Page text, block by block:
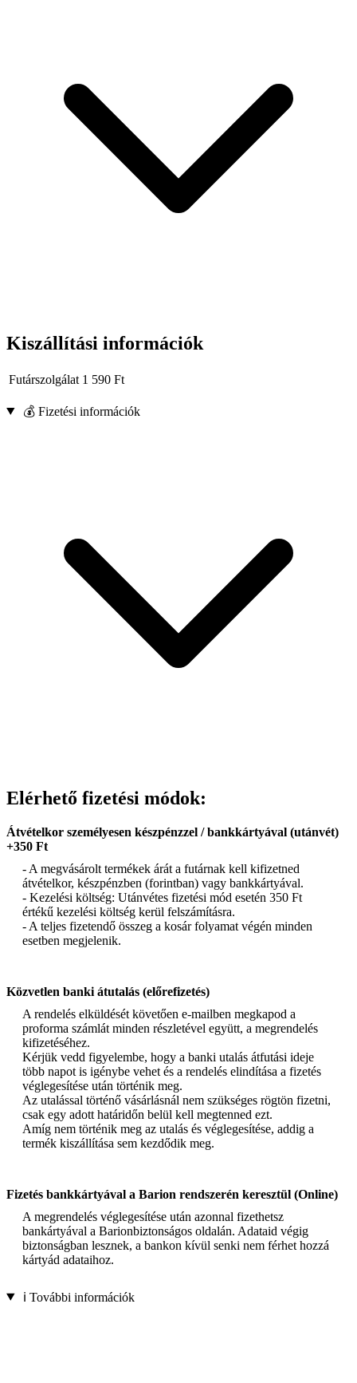
Kiszállítási információk
Futárszolgálat 1 590 Ft
💰 Fizetési információk
Elérhető fizetési módok:
Átvételkor személyesen készpénzzel / bankkártyával (utánvét)
+350 Ft
- A megvásárolt termékek árát a futárnak kell kifizetned
átvételkor, készpénzben (forintban) vagy bankkártyával.
- Kezelési költség: Utánvétes fizetési mód esetén 350 Ft
értékű kezelési költség kerül felszámításra.
- A teljes fizetendő összeg a kosár folyamat végén minden
esetben megjelenik.
Közvetlen banki átutalás (előrefizetés)
A rendelés elküldését követően e-mailben megkapod a
proforma számlát minden részletével együtt, a megrendelés
kifizetéséhez.
Kérjük vedd figyelembe, hogy a banki utalás átfutási ideje
több napot is igénybe vehet és a rendelés elindítása a fizetés
véglegesítése után történik meg.
Az utalással történő vásárlásnál nem szükséges rögtön fizetni,
csak egy adott határidőn belül kell megtenned ezt.
Amíg nem történik meg az utalás és véglegesítése, addig a
termék kiszállítása sem kezdődik meg.
Fizetés bankkártyával a Barion rendszerén keresztül (Online)
A megrendelés véglegesítése után azonnal fizethetsz
bankártyával a Barionbiztonságos oldalán. Adataid végig
biztonságban lesznek, a bankon kívül senki nem férhet hozzá
kártyád adataihoz.
ℹ️ További információk